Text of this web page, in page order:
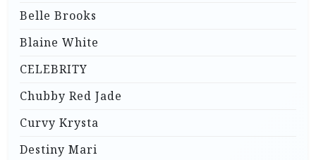
Belle Brooks
Blaine White
CELEBRITY
Chubby Red Jade
Curvy Krysta
Destiny Mari